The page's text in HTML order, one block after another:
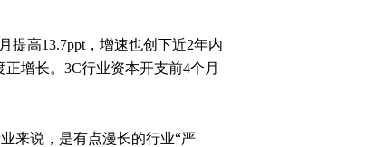
提高13.7ppt，增速也创下近2年内
增长。3C行业资本开支前4个月
来说，是有点漫长的行业“严